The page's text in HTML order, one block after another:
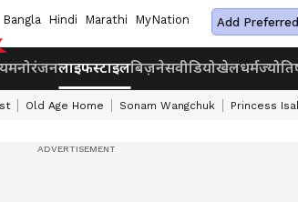
Bangla Hindi Marathi MyNation Add
मनोरंजनलाइफस्टाइलबिज़नेसवीडियोखेलधर्म
Old Age Home Sonam Wangchuk Princess